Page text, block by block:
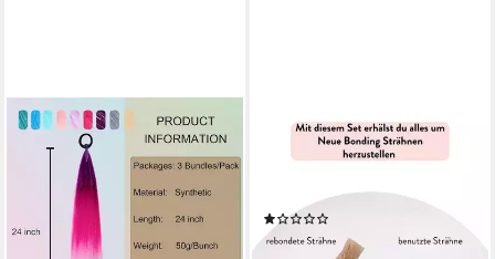
LUXUSKOLLEKTION
Kunsthaar-Extension Haarteil
Haarverlängerung Zopf
Pferdeschwanz Synthetik Lila
Rot Rosa
46,95 €
HAIR2HEART
Echthaar-Extension
Extensions
32,95 € UVP41,95 €